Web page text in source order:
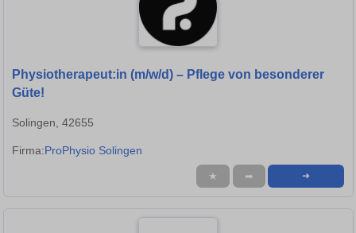
Physiotherapeut:in (m/w/d) – Pflege von besonderer
Güte!
Solingen, 42655
Firma:ProPhysio Solingen
★ ➦ ➜